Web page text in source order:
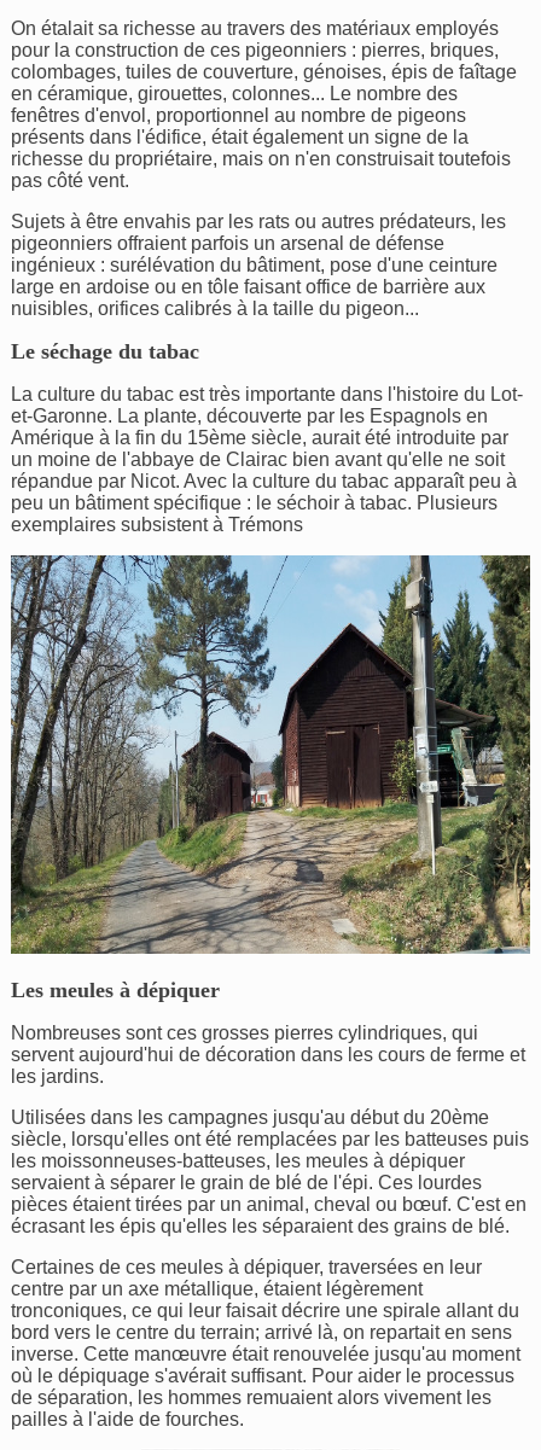
On étalait sa richesse au travers des matériaux employés
pour la construction de ces pigeonniers : pierres, briques,
colombages, tuiles de couverture, génoises, épis de faîtage
en céramique, girouettes, colonnes... Le nombre des
fenêtres d'envol, proportionnel au nombre de pigeons
présents dans l'édifice, était également un signe de la
richesse du propriétaire, mais on n'en construisait toutefois
pas côté vent.
Sujets à être envahis par les rats ou autres prédateurs, les
pigeonniers offraient parfois un arsenal de défense
ingénieux : surélévation du bâtiment, pose d'une ceinture
large en ardoise ou en tôle faisant office de barrière aux
nuisibles, orifices calibrés à la taille du pigeon...
Le séchage du tabac
La culture du tabac est très importante dans l'histoire du Lot-
et-Garonne. La plante, découverte par les Espagnols en
Amérique à la fin du 15ème siècle, aurait été introduite par
un moine de l'abbaye de Clairac bien avant qu'elle ne soit
répandue par Nicot. Avec la culture du tabac apparaît peu à
peu un bâtiment spécifique : le séchoir à tabac. Plusieurs
exemplaires subsistent à Trémons
Les meules à dépiquer
Nombreuses sont ces grosses pierres cylindriques, qui
servent aujourd'hui de décoration dans les cours de ferme et
les jardins.
Utilisées dans les campagnes jusqu'au début du 20ème
siècle, lorsqu'elles ont été remplacées par les batteuses puis
les moissonneuses-batteuses, les meules à dépiquer
servaient à séparer le grain de blé de l'épi. Ces lourdes
pièces étaient tirées par un animal, cheval ou bœuf. C'est en
écrasant les épis qu'elles les séparaient des grains de blé.
Certaines de ces meules à dépiquer, traversées en leur
centre par un axe métallique, étaient légèrement
tronconiques, ce qui leur faisait décrire une spirale allant du
bord vers le centre du terrain; arrivé là, on repartait en sens
inverse. Cette manœuvre était renouvelée jusqu'au moment
où le dépiquage s'avérait suffisant. Pour aider le processus
de séparation, les hommes remuaient alors vivement les
pailles à l'aide de fourches.